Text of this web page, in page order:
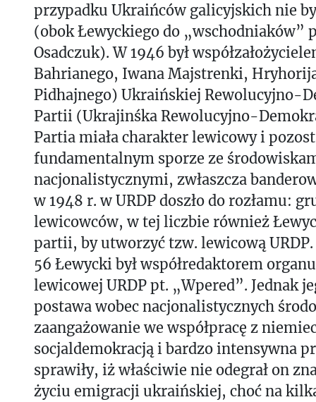
przypadku Ukraińców galicyjskich nie
(obok Łewyckiego do „wschodniaków”
Osadczuk). W 1946 był
Bahrianego, Iwana Majstrenki,
Pidhajnego) Ukraińskiej Rewolucyjno-
Partii (Ukrajinśka Rewolucyjno-
Partia miała charakter lewicowy i
fundamentalnym sporze ze
nacjonalistycznymi, zwłaszcza
w 1948 r. w URDP doszło do rozłamu:
lewicowców, w tej liczbie również
partii, by utworzyć tzw. lewicową
56 Łewycki był współredaktorem
lewicowej URDP pt. „Wpered”. Jednak
postawa wobec nacjonalistycznych
zaangażowanie we współpracę z
socjaldemokracją i bardzo intensywna
sprawiły, iż właściwie nie odegrał on
życiu emigracji ukraińskiej, choć na